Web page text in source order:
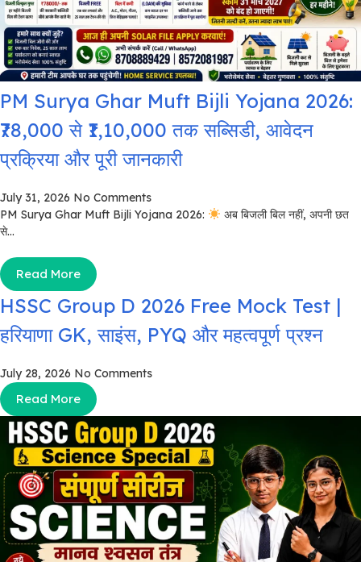
PM Surya Ghar Muft Bijli Yojana 2026:
₹78,000 से ₹1,10,000 तक सब्सिडी, आवेदन
प्रक्रिया और पूरी जानकारी
July 31, 2026 No Comments
PM Surya Ghar Muft Bijli Yojana 2026:
अब बिजली बिल नहीं, अपनी छत
से...
Read More
HSSC Group D 2026 Free Mock Test |
हरियाणा GK, साइंस, PYQ और महत्वपूर्ण प्रश्न
July 28, 2026 No Comments
Read More